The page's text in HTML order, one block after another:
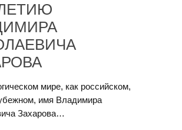
мире, как российском,
имя Владимира
Захарова…